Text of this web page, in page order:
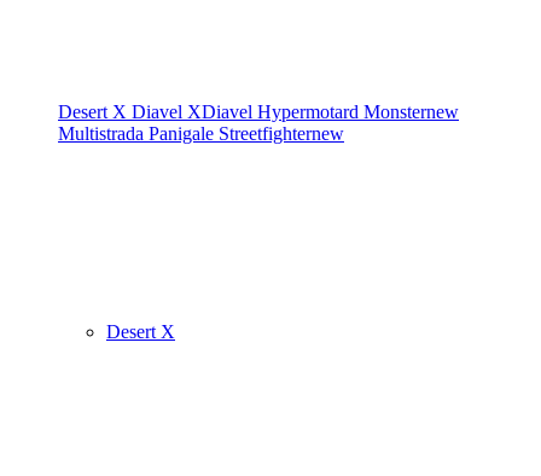
Desert X Diavel XDiavel Hypermotard Monsternew
Multistrada Panigale Streetfighternew
Desert X